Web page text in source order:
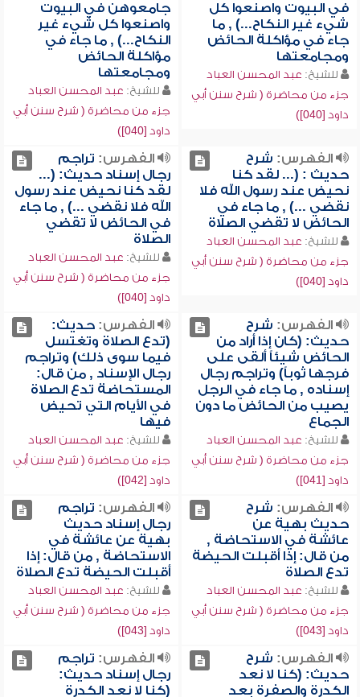
في البيوت واصنعوا كل
شيء غير النكاح...) , ما
جاء في مؤاكلة الحائض
ومجامعتها
للشيخ: عبد المحسن العباد
جزء من محاضرة ( شرح سنن أبي
داود [040])
جامعوهن في البيوت
واصنعوا كل شيء غير
النكاح...) , ما جاء في
مؤاكلة الحائض
ومجامعتها
للشيخ: عبد المحسن العباد
جزء من محاضرة ( شرح سنن أبي
داود [040])
الفهرس: شرح
حديث : (... لقد كنا
نحيض عند رسول الله فلا
نقضي ...) , ما جاء في
الحائض لا تقضي الصلاة
للشيخ: عبد المحسن العباد
جزء من محاضرة ( شرح سنن أبي
داود [040])
الفهرس: تراجم
رجال إسناد حديث: (...
لقد كنا نحيض عند رسول
الله فلا نقضي ...) , ما جاء
في الحائض لا تقضي
الصلاة
للشيخ: عبد المحسن العباد
جزء من محاضرة ( شرح سنن أبي
داود [040])
الفهرس: شرح
حديث: (كان إذا أراد من
الحائض شيئاً ألقى على
فرجها ثوباً) وتراجم رجال
إسناده , ما جاء في الرجل
يصيب من الحائض ما دون
الجماع
للشيخ: عبد المحسن العباد
جزء من محاضرة ( شرح سنن أبي
داود [041])
الفهرس:حديث:
(تدع الصلاة وتغتسل
فيما سوى ذلك) وتراجم
رجال الإسناد , من قال:
المستحاضة تدع الصلاة
في الأيام التي تحيض
فيها
للشيخ: عبد المحسن العباد
جزء من محاضرة ( شرح سنن أبي
داود [042])
الفهرس: شرح
حديث بهية عن
عائشة في الاستحاضة ,
من قال: إذا أقبلت الحيضة
تدع الصلاة
للشيخ: عبد المحسن العباد
جزء من محاضرة ( شرح سنن أبي
داود [043])
الفهرس: تراجم
رجال إسناد حديث
بهية عن عائشة في
الاستحاضة , من قال: إذا
أقبلت الحيضة تدع الصلاة
للشيخ: عبد المحسن العباد
جزء من محاضرة ( شرح سنن أبي
داود [043])
الفهرس: شرح
حديث: (كنا لا نعد
الكدرة والصفرة بعد
الفهرس: تراجم
رجال إسناد حديث:
(كنا لا نعد الكدرة